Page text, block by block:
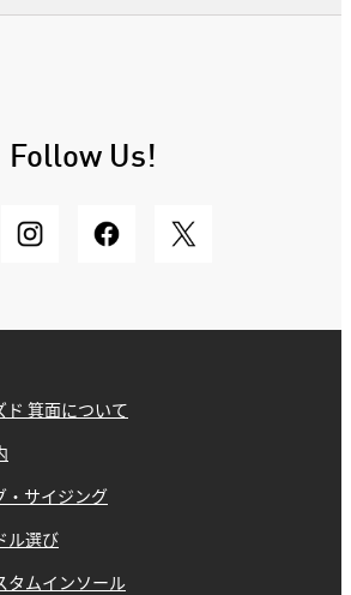
Follow Us!
ド 箕面について
・サイジング
ル選び
タムインソール